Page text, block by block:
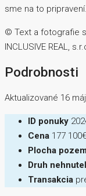
sme na to pripravení.
©️ Text a fotografie
INCLUSIVE REAL,
Podrobnosti
Aktualizované 16
ID ponuky
Cena 177 100€
Plocha
Druh
Transakcia